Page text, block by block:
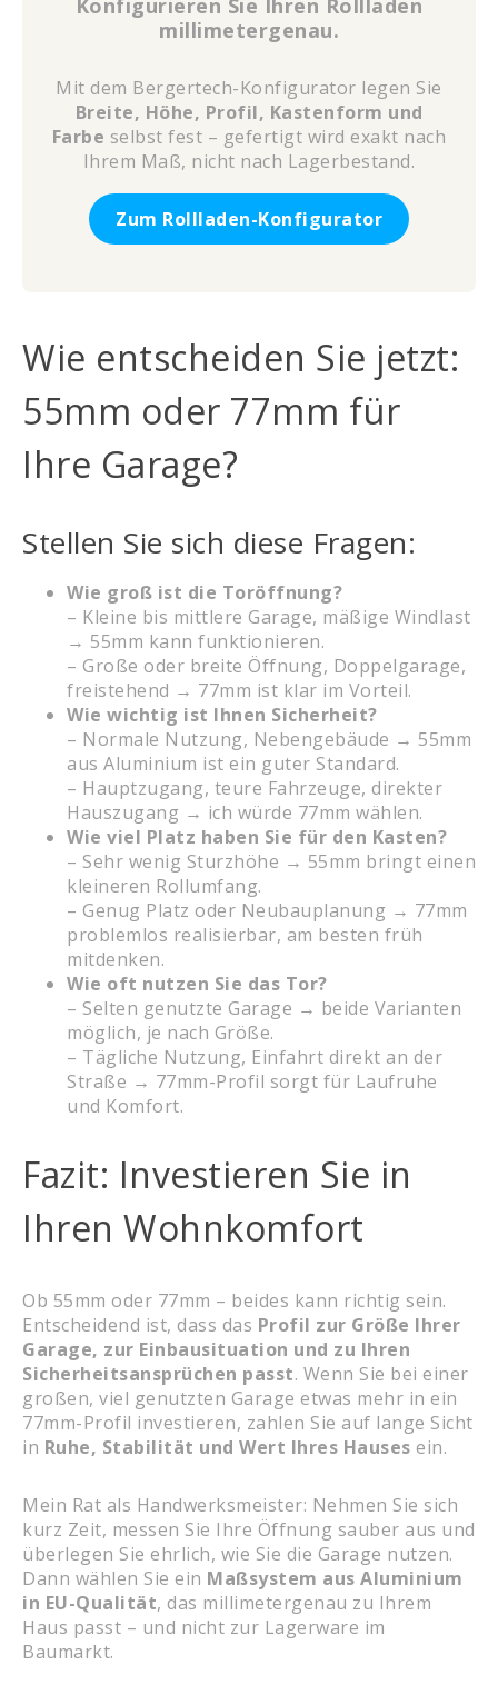
Konfigurieren Sie Ihren Rollladen
millimetergenau.
Mit dem Bergertech-Konfigurator legen Sie
Breite, Höhe, Profil, Kastenform und
Farbe selbst fest – gefertigt wird exakt nach
Ihrem Maß, nicht nach Lagerbestand.
Zum Rollladen-Konfigurator
Wie entscheiden Sie jetzt:
55mm oder 77mm für
Ihre Garage?
Stellen Sie sich diese Fragen:
Wie groß ist die Toröffnung?
– Kleine bis mittlere Garage, mäßige Windlast
→ 55mm kann funktionieren.
– Große oder breite Öffnung, Doppelgarage,
freistehend → 77mm ist klar im Vorteil.
Wie wichtig ist Ihnen Sicherheit?
– Normale Nutzung, Nebengebäude → 55mm
aus Aluminium ist ein guter Standard.
– Hauptzugang, teure Fahrzeuge, direkter
Hauszugang → ich würde 77mm wählen.
Wie viel Platz haben Sie für den Kasten?
– Sehr wenig Sturzhöhe → 55mm bringt einen
kleineren Rollumfang.
– Genug Platz oder Neubauplanung → 77mm
problemlos realisierbar, am besten früh
mitdenken.
Wie oft nutzen Sie das Tor?
– Selten genutzte Garage → beide Varianten
möglich, je nach Größe.
– Tägliche Nutzung, Einfahrt direkt an der
Straße → 77mm-Profil sorgt für Laufruhe
und Komfort.
Fazit: Investieren Sie in
Ihren Wohnkomfort
Ob 55mm oder 77mm – beides kann richtig sein.
Entscheidend ist, dass das Profil zur Größe Ihrer
Garage, zur Einbausituation und zu Ihren
Sicherheitsansprüchen passt. Wenn Sie bei einer
großen, viel genutzten Garage etwas mehr in ein
77mm-Profil investieren, zahlen Sie auf lange Sicht
in Ruhe, Stabilität und Wert Ihres Hauses ein.
Mein Rat als Handwerksmeister: Nehmen Sie sich
kurz Zeit, messen Sie Ihre Öffnung sauber aus und
überlegen Sie ehrlich, wie Sie die Garage nutzen.
Dann wählen Sie ein Maßsystem aus Aluminium
in EU-Qualität, das millimetergenau zu Ihrem
Haus passt – und nicht zur Lagerware im
Baumarkt.